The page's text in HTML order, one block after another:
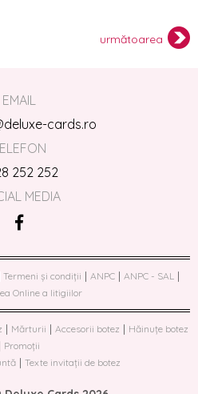
următoarea
EMAIL
cards.ro
252 252
MEDIA
Termeni și condiții | ANPC | ANPC - SAL |
Online a litigiilor
| Mărturii | Accesorii botez | Hăinuțe botez
Promoții
| Texte invitații de botez